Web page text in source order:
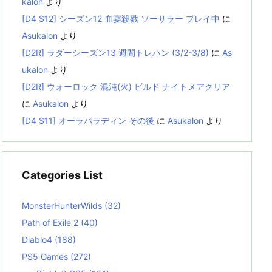
[D4 S12] シーズン12 血宴殺戮 ソーサラー プレイ中 に
Asukalon より
[D2R] ラダーシーズン13 週間トレハン (3/2-3/8) に As
ukalon より
[D2R] ウォーロック 混沌(火) ビルド ナイトメアクリア
に Asukalon より
[D4 S11] オーラパラディン その後 に Asukalon より
Categories List
MonsterHunterWilds (32)
Path of Exile 2 (40)
Diablo4 (188)
PS5 Games (272)